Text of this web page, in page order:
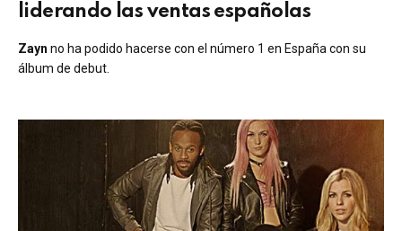
liderando las ventas españolas
Zayn no ha podido hacerse con el número 1 en España con su
álbum de debut.